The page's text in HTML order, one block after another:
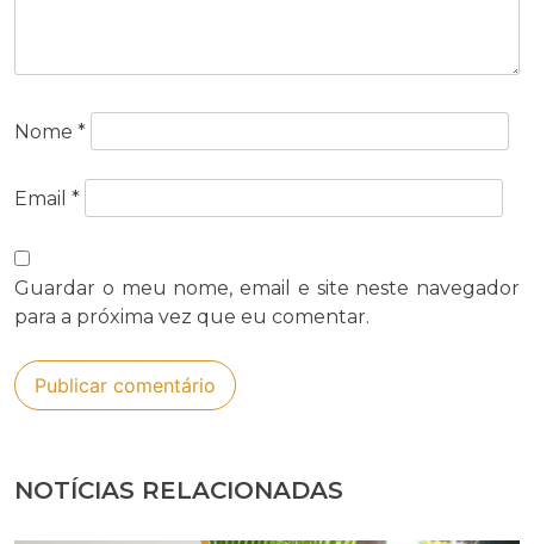
Nome *
Email *
Guardar o meu nome, email e site neste navegador
para a próxima vez que eu comentar.
NOTÍCIAS RELACIONADAS